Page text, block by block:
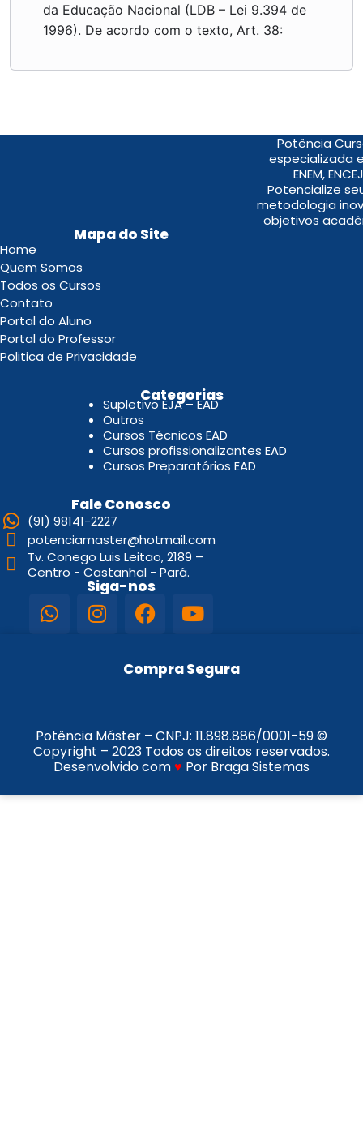
da Educação Nacional (LDB – Lei 9.394 de
1996). De acordo com o texto, Art. 38:
Potência
especializada
ENEM,
Potencialize
metodologia
objetivos
Mapa do Site
Home
Quem Somos
Todos os Cursos
Contato
Portal do Aluno
Portal do Professor
Politica de Privacidade
Categorias
Supletivo EJA – EAD
Outros
Cursos Técnicos EAD
Cursos profissionalizantes EAD
Cursos Preparatórios EAD
Fale Conosco
(91) 98141-2227
potenciamaster@hotmail.com
Tv. Conego Luis Leitao, 2189 –
Centro - Castanhal - Pará.
Siga-nos
Compra Segura
Potência Máster – CNPJ: 11.898.886/0001-59©
Copyright – 2023 Todos os direitos reservados.
Desenvolvido com♥ Por Braga Sistemas